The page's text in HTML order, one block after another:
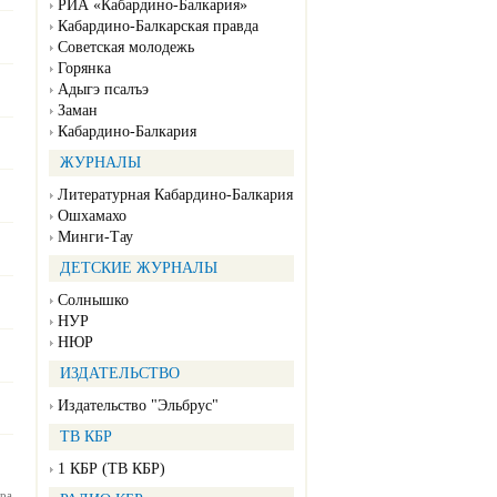
РИА «Кабардино-Балкария»
Кабардино-Балкарская правда
Советская молодежь
Горянка
Адыгэ псалъэ
Заман
Кабардино-Балкария
ЖУРНАЛЫ
Литературная Кабардино-Балкария
Ошхамахо
Минги-Тау
ДЕТСКИЕ ЖУРНАЛЫ
Солнышко
НУР
НЮР
ИЗДАТЕЛЬСТВО
Издательство "Эльбрус"
ТВ КБР
1 КБР (ТВ КБР)